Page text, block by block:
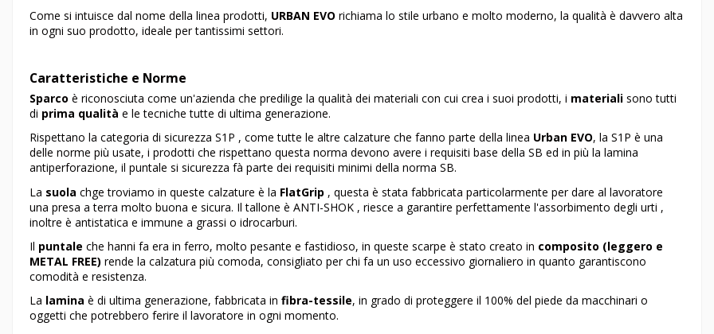
Come si intuisce dal nome della linea prodotti, URBAN EVO richiama lo stile urbano e molto moderno, la qualità è davvero alta
in ogni suo prodotto, ideale per tantissimi settori.
Caratteristiche e Norme
Sparco è riconosciuta come un'azienda che predilige la qualità dei materiali con cui crea i suoi prodotti, i materiali sono tutti
di prima qualità e le tecniche tutte di ultima generazione.
Rispettano la categoria di sicurezza S1P , come tutte le altre calzature che fanno parte della linea Urban EVO, la S1P è una
delle norme più usate, i prodotti che rispettano questa norma devono avere i requisiti base della SB ed in più la lamina
antiperforazione, il puntale si sicurezza fà parte dei requisiti minimi della norma SB.
La suola chge troviamo in queste calzature è la FlatGrip , questa è stata fabbricata particolarmente per dare al lavoratore
una presa a terra molto buona e sicura. Il tallone è ANTI-SHOK , riesce a garantire perfettamente l'assorbimento degli urti ,
inoltre è antistatica e immune a grassi o idrocarburi.
Il puntale che hanni fa era in ferro, molto pesante e fastidioso, in queste scarpe è stato creato in composito (leggero e
METAL FREE) rende la calzatura più comoda, consigliato per chi fa un uso eccessivo giornaliero in quanto garantiscono
comodità e resistenza.
La lamina è di ultima generazione, fabbricata in fibra-tessile, in grado di proteggere il 100% del piede da macchinari o
oggetti che potrebbero ferire il lavoratore in ogni momento.